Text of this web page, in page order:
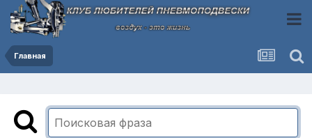
Главная